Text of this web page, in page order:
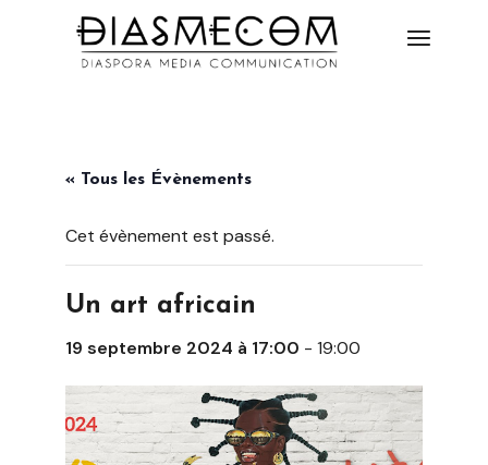
« Tous les Évènements
Cet évènement est passé.
Un art africain
19 septembre 2024 à 17:00 -19:00